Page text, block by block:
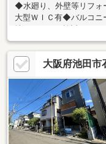
◆水廻り、外壁等リフォ
大型ＷＩＣ有◆バルコニ
箕面店：徒歩8分・ファ
ソン瀬川店：徒歩6分・
箕面店：徒歩8分【教育
市立石橋小学校：徒歩
の他施設】・医療法人
学・内覧をご希望の際
気軽にご予約ください♪
大阪府池田市